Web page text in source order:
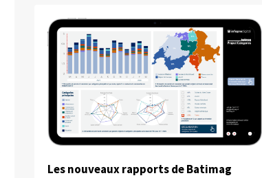
Les nouveaux rapports de Batimag